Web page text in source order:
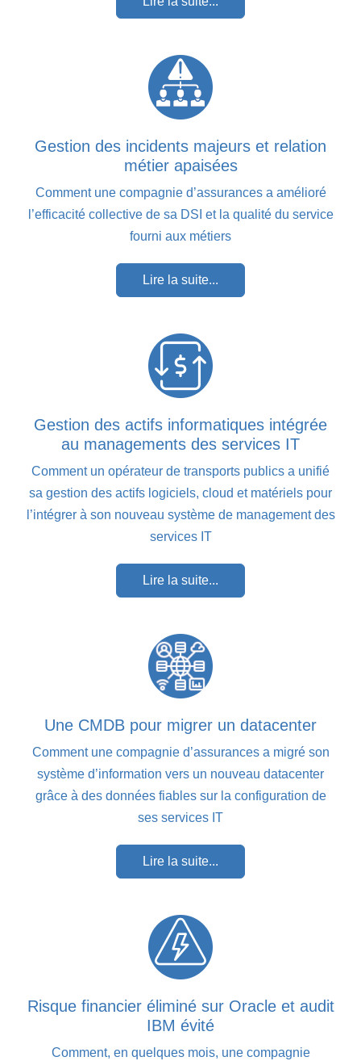
Gestion des incidents majeurs et relation
métier apaisées
Comment une compagnie d’assurances a amélioré
l’efficacité collective de sa DSI et la qualité du service
fourni aux métiers
Lire la suite...
Gestion des actifs informatiques intégrée
au managements des services IT
Comment un opérateur de transports publics a unifié
sa gestion des actifs logiciels, cloud et matériels pour
l’intégrer à son nouveau système de management des
services IT
Lire la suite...
Une CMDB pour migrer un datacenter
Comment une compagnie d’assurances a migré son
système d’information vers un nouveau datacenter
grâce à des données fiables sur la configuration de
ses services IT
Lire la suite...
Risque financier éliminé sur Oracle et audit
IBM évité
Comment, en quelques mois, une compagnie